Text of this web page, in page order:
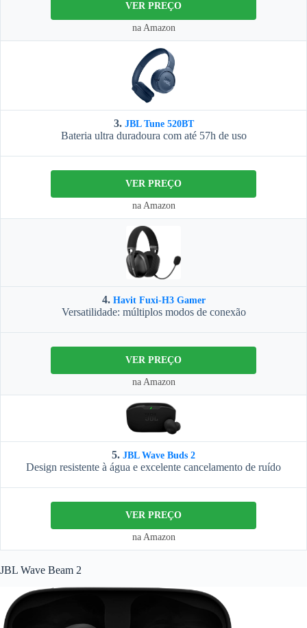
VER PREÇO
na Amazon
3. JBL Tune 520BT
Bateria ultra duradoura com até 57h de uso
VER PREÇO
na Amazon
4. Havit Fuxi-H3 Gamer
Versatilidade: múltiplos modos de conexão
VER PREÇO
na Amazon
5. JBL Wave Buds 2
Design resistente à água e excelente cancelamento de ruído
VER PREÇO
na Amazon
JBL Wave Beam 2